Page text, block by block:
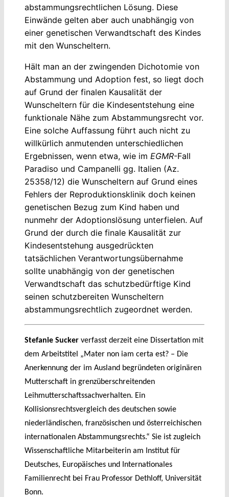
abstammungsrechtlichen Lösung. Diese
Einwände gelten aber auch unabhängig von
einer genetischen Verwandtschaft des Kindes
mit den Wunscheltern.
Hält man an der zwingenden Dichotomie von
Abstammung und Adoption fest, so liegt doch
auf Grund der finalen Kausalität der
Wunscheltern für die Kindesentstehung eine
funktionale Nähe zum Abstammungsrecht vor.
Eine solche Auffassung führt auch nicht zu
willkürlich anmutenden unterschiedlichen
Ergebnissen, wenn etwa, wie im EGMR-Fall
Paradiso und Campanelli gg. Italien (Az.
25358/12) die Wunscheltern auf Grund eines
Fehlers der Reproduktionsklinik doch keinen
genetischen Bezug zum Kind haben und
nunmehr der Adoptionslösung unterfielen. Auf
Grund der durch die finale Kausalität zur
Kindesentstehung ausgedrückten
tatsächlichen Verantwortungsübernahme
sollte unabhängig von der genetischen
Verwandtschaft das schutzbedürftige Kind
seinen schutzbereiten Wunscheltern
abstammungsrechtlich zugeordnet werden.
Stefanie Sucker verfasst derzeit eine Dissertation mit
dem Arbeitstitel „Mater non iam certa est? – Die
Anerkennung der im Ausland begründeten originären
Mutterschaft in grenzüberschreitenden
Leihmutterschaftssachverhalten. Ein
Kollisionsrechtsvergleich des deutschen sowie
niederländischen, französischen und österreichischen
internationalen Abstammungsrechts.“ Sie ist zugleich
Wissenschaftliche Mitarbeiterin am Institut für
Deutsches, Europäisches und Internationales
Familienrecht bei Frau Professor Dethloff, Universität
Bonn.